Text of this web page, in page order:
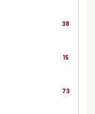
38
15
73